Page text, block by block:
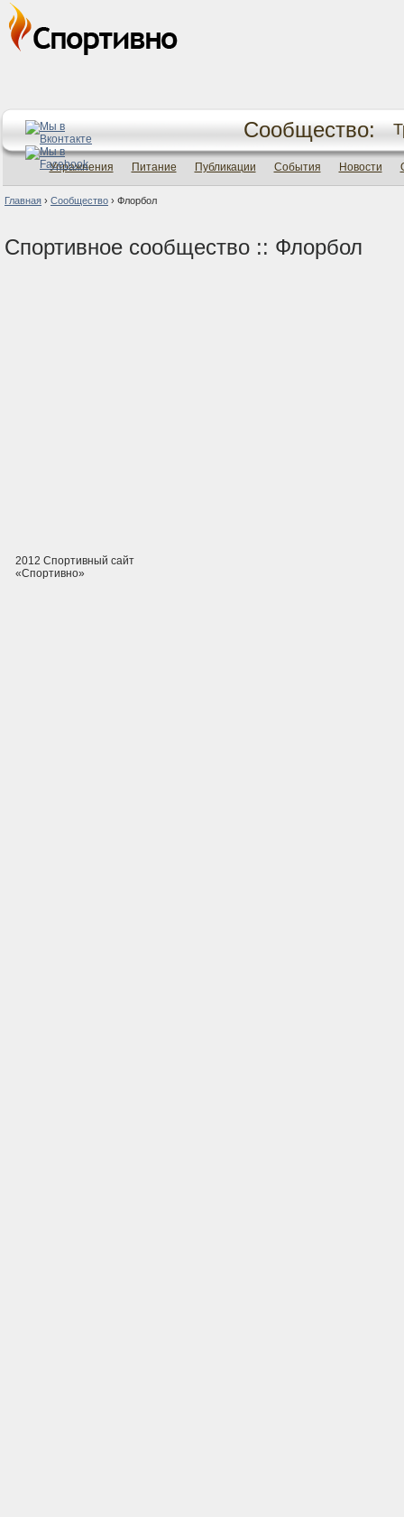
Сообщество:
Упражнения Питание Публикации События Новости
Главная › Сообщество › Флорбол
Спортивное сообщество :: Флорбол
2012 Спортивный сайт
«Спортивно»